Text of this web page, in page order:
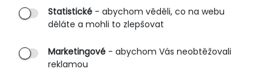
Statistické - abychom věděli, co na webu
děláte a mohli to zlepšovat
Marketingové - abychom Vás neobtěžovali
reklamou
B2B vstup
PRŮVODCE NAKUPOVÁNÍM
Obchodní podmínky